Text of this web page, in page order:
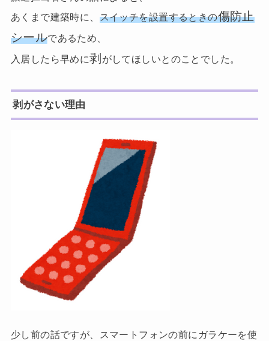
あくまで建築時に、 スイッチを設置するときの傷防止
シールであるため、
入居したら早めに剥 がしてほしいとのことでした。
剥がさない理由
少し前の話ですが、スマートフォンの前にガラケーを使